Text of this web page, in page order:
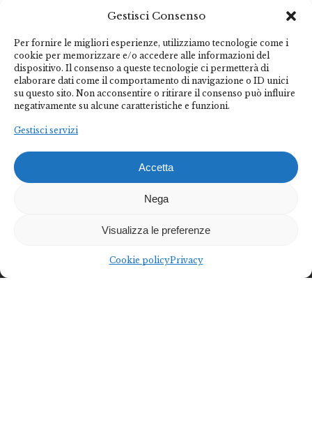
Gestisci Consenso
Per fornire le migliori esperienze, utilizziamo tecnologie come i
cookie per memorizzare e/o accedere alle informazioni del
dispositivo. Il consenso a queste tecnologie ci permetterà di
elaborare dati come il comportamento di navigazione o ID unici
su questo sito. Non acconsentire o ritirare il consenso può influire
negativamente su alcune caratteristiche e funzioni.
Gestisci servizi
Accetta
Nega
Visualizza le preferenze
Cookie policyPrivacy